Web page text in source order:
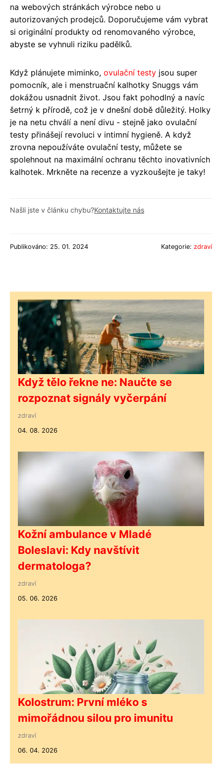
na webových stránkách výrobce nebo u
autorizovaných prodejců. Doporučujeme vám vybrat
si originální produkty od renomovaného výrobce,
abyste se vyhnuli riziku padělků.
Když plánujete miminko, ovulační testy jsou super
pomocník, ale i menstruační kalhotky Snuggs vám
dokážou usnadnit život. Jsou fakt pohodlný a navíc
šetrný k přírodě, což je v dnešní době důležitý. Holky
je na netu chválí a není divu - stejně jako ovulační
testy přinášejí revoluci v intimní hygieně. A když
zrovna nepoužíváte ovulační testy, můžete se
spolehnout na maximální ochranu těchto inovativních
kalhotek. Mrkněte na recenze a vyzkoušejte je taky!
Našli jste v článku chybu?Kontaktujte nás
Publikováno: 25. 01. 2024 Kategorie: zdraví
Když tělo řekne ne: Naučte se
rozpoznat signály vyčerpání
zdraví
04. 08. 2026
Kožní ambulance v Mladé
Boleslavi: Kdy navštívit
dermatologa?
zdraví
05. 06. 2026
Kolostrum: První mléko s
mimořádnou silou pro imunitu
zdraví
06. 04. 2026